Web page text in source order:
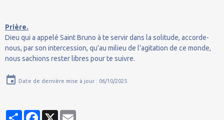
Prière.
Dieu qui a appelé Saint Bruno à te servir dans la solitude, accorde-
nous, par son intercession, qu’au milieu de l’agitation de ce monde,
nous sachions rester libres pour te suivre.
Date de dernière mise à jour : 06/10/2025
PartagerFacebook
X